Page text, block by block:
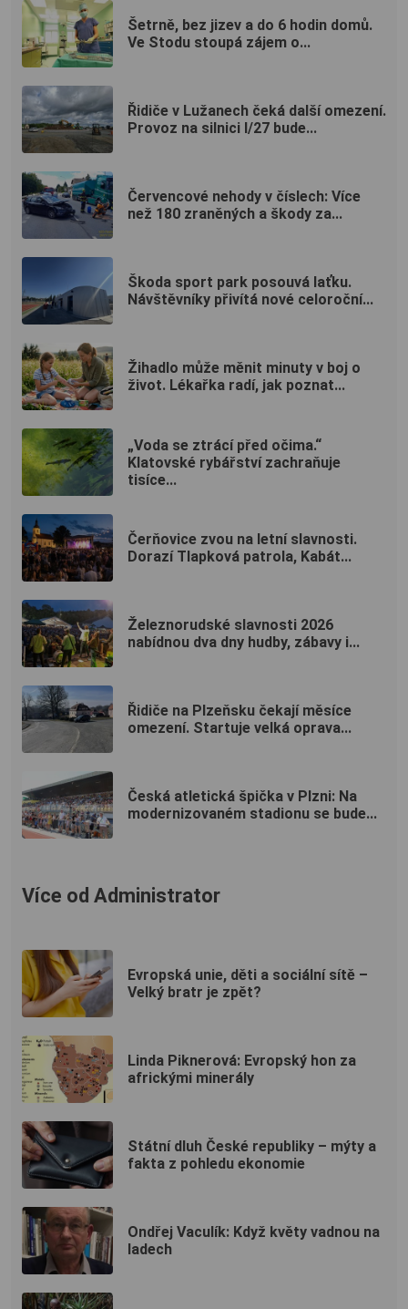
Šetrně, bez jizev a do 6 hodin domů.
Ve Stodu stoupá zájem o...
Řidiče v Lužanech čeká další omezení.
Provoz na silnici I/27 bude...
Červencové nehody v číslech: Více
než 180 zraněných a škody za...
Škoda sport park posouvá laťku.
Návštěvníky přivítá nové celoroční...
Žihadlo může měnit minuty v boj o
život. Lékařka radí, jak poznat...
„Voda se ztrácí před očima.“
Klatovské rybářství zachraňuje
tisíce...
Čerňovice zvou na letní slavnosti.
Dorazí Tlapková patrola, Kabát...
Železnorudské slavnosti 2026
nabídnou dva dny hudby, zábavy i...
Řidiče na Plzeňsku čekají měsíce
omezení. Startuje velká oprava...
Česká atletická špička v Plzni: Na
modernizovaném stadionu se bude...
Více od Administrator
Evropská unie, děti a sociální sítě –
Velký bratr je zpět?
Linda Piknerová: Evropský hon za
africkými minerály
Státní dluh České republiky – mýty a
fakta z pohledu ekonomie
Ondřej Vaculík: Když květy vadnou na
ladech